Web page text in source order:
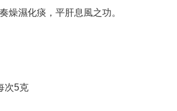
燥濕化痰，平肝息風之功。
次5克